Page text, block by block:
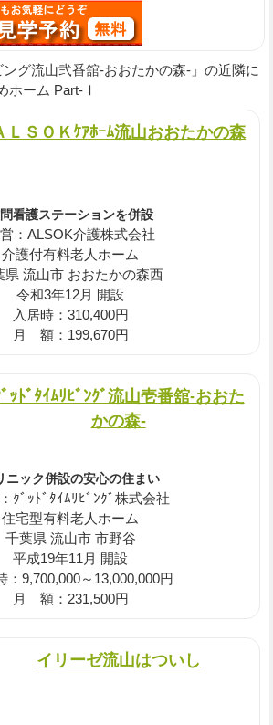
グ流山弐番舘-おおたかの森-」の近隣に
ホーム Part-Ⅰ
ＬＳＯＫｹｱﾎｰﾑ流山おおたかの森
看護ステーションを併設
：ALSOK介護株式会社
介護付有料老人ホーム
県 流山市 おおたかの森西
令和3年12月 開設
入居時：310,400円
月 額：199,670円
ｯﾄﾞﾀｲﾑﾘﾋﾞﾝｸﾞ流山壱番舘-おおた
かの森-
ニック併設の安心の住まい
ｸﾞｯﾄﾞﾀｲﾑﾘﾋﾞﾝｸﾞ株式会社
住宅型有料老人ホーム
千葉県 流山市 市野谷
平成19年11月 開設
：9,700,000～13,000,000円
月 額：231,500円
イリーゼ流山はついし